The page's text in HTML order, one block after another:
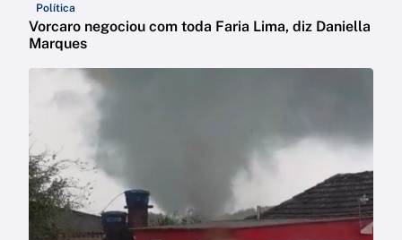
Política
Vorcaro negociou com toda Faria Lima, diz Daniella
Marques